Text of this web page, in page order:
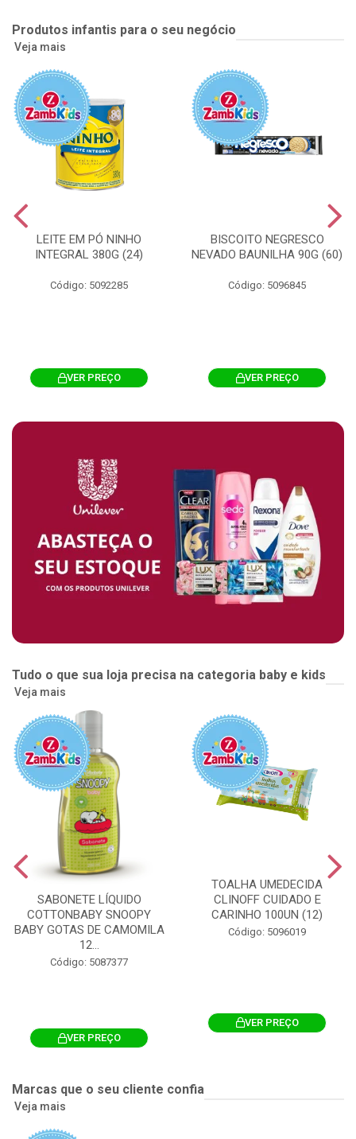
Produtos infantis para o seu negócio
Veja mais
LEITE EM PÓ NINHO
INTEGRAL 380G (24)
Código: 5092285
VER PREÇO
BISCOITO NEGRESCO
NEVADO BAUNILHA 90G (60)
Código: 5096845
VER PREÇO
Tudo o que sua loja precisa na categoria baby e kids
Veja mais
SABONETE LÍQUIDO
COTTONBABY SNOOPY
BABY GOTAS DE CAMOMILA
12...
Código: 5087377
VER PREÇO
TOALHA UMEDECIDA
CLINOFF CUIDADO E
CARINHO 100UN (12)
Código: 5096019
VER PREÇO
Marcas que o seu cliente confia
Veja mais